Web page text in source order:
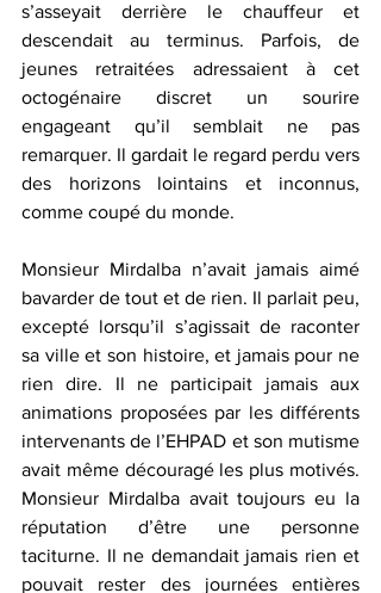
s’asseyait derrière le chauffeur et
descendait au terminus. Parfois, de
jeunes retraitées adressaient à cet
octogénaire discret un sourire
engageant qu’il semblait ne pas
remarquer. Il gardait le regard perdu vers
des horizons lointains et inconnus,
comme coupé du monde.
Monsieur Mirdalba n’avait jamais aimé
bavarder de tout et de rien. Il parlait peu,
excepté lorsqu’il s’agissait de raconter
sa ville et son histoire, et jamais pour ne
rien dire. Il ne participait jamais aux
animations proposées par les différents
intervenants de l’EHPAD et son mutisme
avait même découragé les plus motivés.
Monsieur Mirdalba avait toujours eu la
réputation d’être une personne
taciturne. Il ne demandait jamais rien et
pouvait rester des journées entières